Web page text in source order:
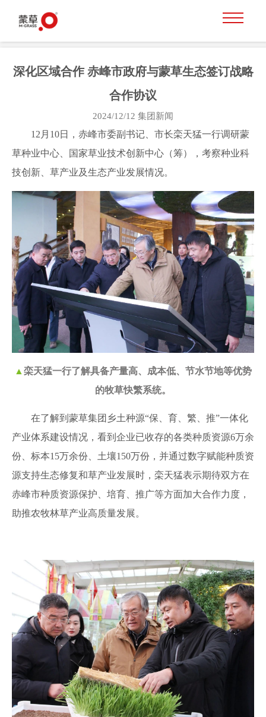
深化区域合作 赤峰市政府与蒙草生态签订战略
合作协议
2024/12/12 集团新闻
12月10日，赤峰市委副书记、市长栾天猛一行调研蒙
草种业中心、国家草业技术创新中心（筹），考察种业科
技创新、草产业及生态产业发展情况。
▲ 栾天猛一行了解具备产量高、成本低、节水节地等优势
的牧草快繁系统。
在了解到蒙草集团乡土种源“保、育、繁、推”一体化
产业体系建设情况，看到企业已收存的各类种质资源6万余
份、标本15万余份、土壤150万份，并通过数字赋能种质资
源支持生态修复和草产业发展时，栾天猛表示期待双方在
赤峰市种质资源保护、培育、推广等方面加大合作力度，
助推农牧林草产业高质量发展。